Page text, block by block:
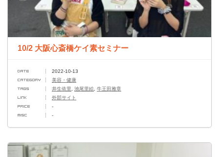
10/2 大阪心斎橋ケイ素セミナー
2022-10-13
美容・健康
井生依里, 池尾里絵, 牛王田雅章
外部サイト
-
-